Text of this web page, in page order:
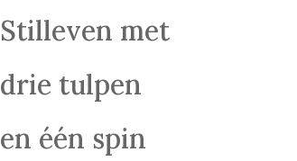
Stilleven met
drie tulpen
en één spin